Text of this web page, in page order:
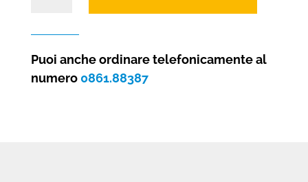
Confort
2.0
frontale
Puoi anche ordinare telefonicamente al
numero 0861.88387